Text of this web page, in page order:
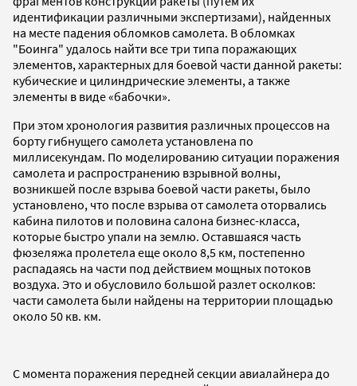
идентификации различными экспертизами), найденных
на месте падения обломков самолета. В обломках
"Боинга" удалось найти все три типа поражающих
элементов, характерных для боевой части данной ракеты:
кубические и цилиндрические элементы, а также
элементы в виде «бабочки».
При этом хронология развития различных процессов на
борту гибнущего самолета установлена по
миллисекундам. По моделированию ситуации поражения
самолета и распространению взрывной волны,
возникшей после взрыва боевой части ракеты, было
установлено, что после взрыва от самолета оторвались
кабина пилотов и половина салона бизнес-класса,
которые быстро упали на землю. Оставшаяся часть
фюзеляжа пролетела еще около 8,5 км, постепенно
распадаясь на части под действием мощных потоков
воздуха. Это и обусловило большой разлет осколков:
части самолета были найдены на территории площадью
около 50 кв. км.
С момента поражения передней секции авиалайнера до